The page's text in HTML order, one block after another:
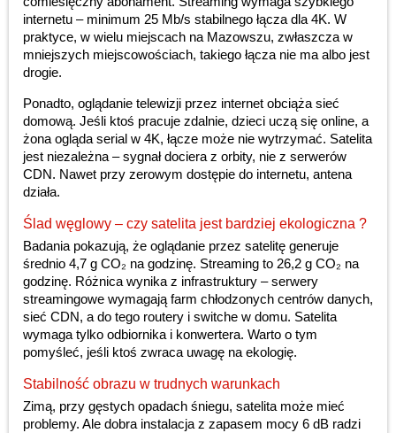
internetu – minimum 25 Mb/s stabilnego łącza dla 4K. W
praktyce, w wielu miejscach na Mazowszu, zwłaszcza w
mniejszych miejscowościach, takiego łącza nie ma albo jest
drogie.
Ponadto, oglądanie telewizji przez internet obciąża sieć
domową. Jeśli ktoś pracuje zdalnie, dzieci uczą się online, a
żona ogląda serial w 4K, łącze może nie wytrzymać. Satelita
jest niezależna – sygnał dociera z orbity, nie z serwerów
CDN. Nawet przy zerowym dostępie do internetu, antena
działa.
Ślad węglowy – czy satelita jest bardziej ekologiczna ?
Badania pokazują, że oglądanie przez satelitę generuje
średnio 4,7 g CO₂ na godzinę. Streaming to 26,2 g CO₂ na
godzinę. Różnica wynika z infrastruktury – serwery
streamingowe wymagają farm chłodzonych centrów danych,
sieć CDN, a do tego routery i switche w domu. Satelita
wymaga tylko odbiornika i konwertera. Warto o tym
pomyśleć, jeśli ktoś zwraca uwagę na ekologię.
Stabilność obrazu w trudnych warunkach
Zimą, przy gęstych opadach śniegu, satelita może mieć
problemy. Ale dobra instalacja z zapasem mocy 6 dB radzi